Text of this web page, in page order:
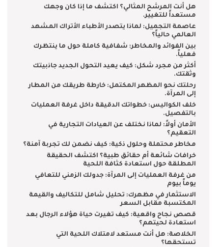
هل أنت المرشح المثالي؟ اكتشف ما إذا كان وجهك
مستعداً للتغيير.
عاصمة التجميل: لماذا يتصدر الأطباء الأتراك المشهد
العالمي حالياً؟
بين الفوائد والمخاطر: شفافية كاملة حول ما ينتظرك
فعلياً.
أكثر من مجرد شكل: كيف يعيد التحول الجديد جاذبيتك
وثقتك.
رحلتك نحو المظهر المكتمل: خارطة طريقك من المطار
إلى المرآة.
خلف الكواليس: خطواتك الدقيقة داخل غرفة العمليات
بالتفصيل.
الأمان أولاً: لماذا نختلف عن العيادات التجارية في
التعقيم؟
مخاطر محتملة وحلول ذكية: كيف نضمن لك تجربة آمنة؟
خرافات شائعة أم حقائق طبية؟ اكتشف الحقيقة
المطلقة حول استعادة كثافة اللحية
من غرفة العمليات إلى المرآة: جدولك الزمني للتعافي
يوماً بيوم
الاستثمار في مظهرك: تحليل شامل للتكاليف والقيمة
المكتسبة مقابل السعر
قصص نجاح واقعية: كيف تغيرت حياة هؤلاء الرجال بعد
استعادة لحيتهم؟
الخلاصة: هل أنت مستعد لامتلاك اللحية التي
تستحقها؟